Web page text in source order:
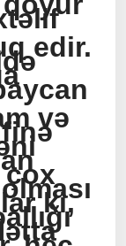
edir.
və
ki,